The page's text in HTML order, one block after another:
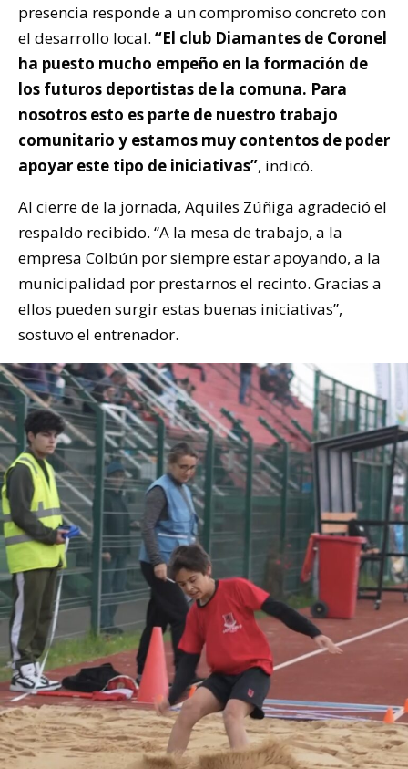
presencia responde a un compromiso concreto con
el desarrollo local. “El club Diamantes de Coronel
ha puesto mucho empeño en la formación de
los futuros deportistas de la comuna. Para
nosotros esto es parte de nuestro trabajo
comunitario y estamos muy contentos de poder
apoyar este tipo de iniciativas”, indicó.
Al cierre de la jornada, Aquiles Zúñiga agradeció el
respaldo recibido. “A la mesa de trabajo, a la
empresa Colbún por siempre estar apoyando, a la
municipalidad por prestarnos el recinto. Gracias a
ellos pueden surgir estas buenas iniciativas”,
sostuvo el entrenador.